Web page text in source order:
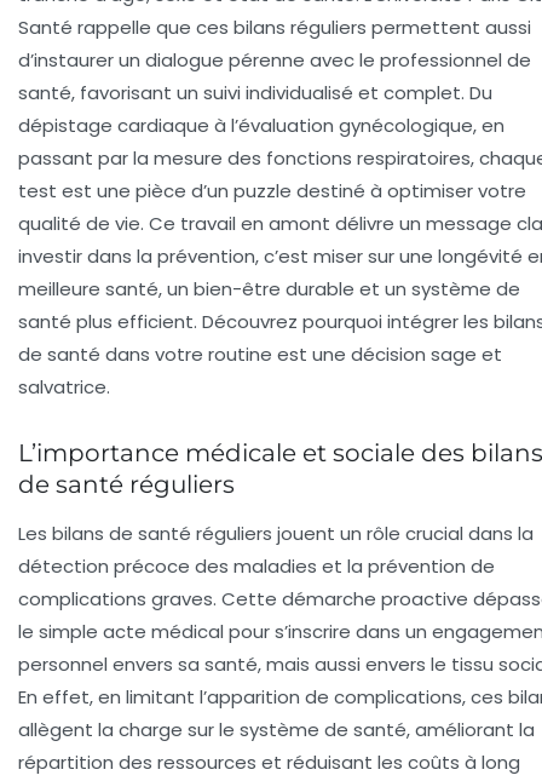
Santé rappelle que ces bilans réguliers permettent aussi
d’instaurer un dialogue pérenne avec le professionnel de
santé, favorisant un suivi individualisé et complet. Du
dépistage cardiaque à l’évaluation gynécologique, en
passant par la mesure des fonctions respiratoires,
test est une pièce d’un puzzle destiné à optimiser votre
qualité de vie. Ce travail en amont délivre un message
investir dans la prévention, c’est miser sur une longévité
meilleure santé, un bien-être durable et un système de
santé plus efficient. Découvrez pourquoi intégrer les
de santé dans votre routine est une décision sage et
salvatrice.
L’importance médicale et sociale des bilans
de santé réguliers
Les bilans de santé réguliers jouent un rôle crucial dans la
détection précoce des maladies et la prévention de
complications graves. Cette démarche proactive
le simple acte médical pour s’inscrire dans un
personnel envers sa santé, mais aussi envers le tissu
En effet, en limitant l’apparition de complications, ces
allègent la charge sur le système de santé, améliorant la
répartition des ressources et réduisant les coûts à long